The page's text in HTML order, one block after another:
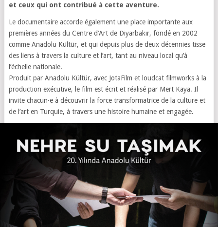
et ceux qui ont contribué à cette aventure.
Le documentaire accorde également une place importante aux
premières années du Centre d’Art de Diyarbakır, fondé en 2002
comme Anadolu Kültür, et qui depuis plus de deux décennies tisse
des liens à travers la culture et l’art, tant au niveau local qu’à
l’échelle nationale.
Produit par Anadolu Kültür, avec JotaFilm et loudcat filmworks à la
production exécutive, le film est écrit et réalisé par Mert Kaya. Il
invite chacun·e à découvrir la force transformatrice de la culture et
de l’art en Turquie, à travers une histoire humaine et engagée.